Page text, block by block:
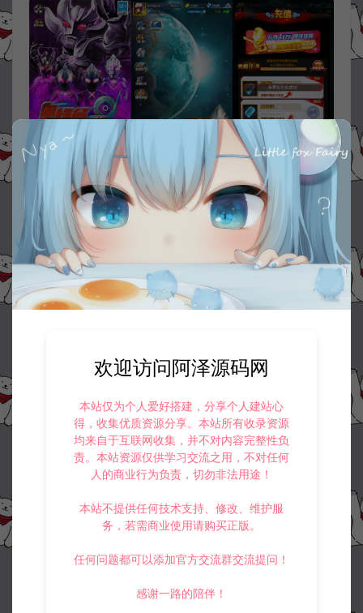
资源下载
此资源下载价格为 30 星钻，请先 登录
收藏 (0) 打赏 点赞 (
©版权免责声明
本站资源售价只是赞助，收取费用仅维持本站的日常运营所需。
如果本站有侵犯、不妥之处的资源，请在网站右边客服联系我们。
业用途，请大家不要用于商用！
欢迎访问阿泽源码网
本站仅为个人爱好搭建，分享个人建站心
得，收集优质资源分享。本站所有收录资源
均来自于互联网收集，并不对内容完整性负
责。本站资源仅供学习交流之用，不对任何
人的商业行为负责，切勿非法用途！
本站不提供任何技术支持、修改、维护服
务，若需商业使用请购买正版。
任何问题都可以添加官方交流群交流提问！
感谢一路的陪伴！